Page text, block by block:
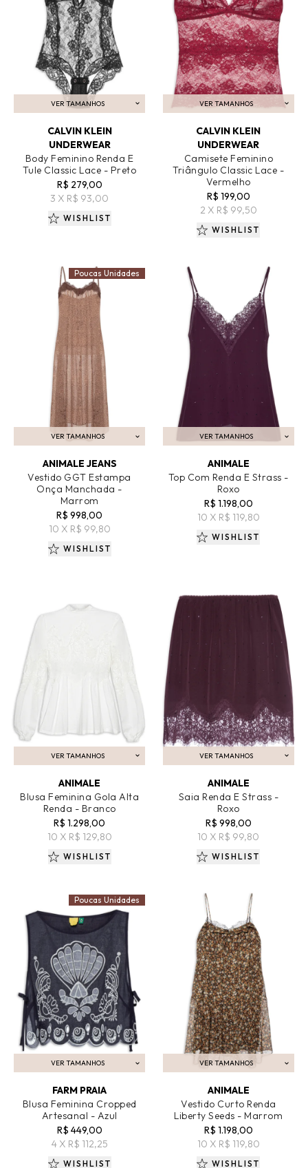
VER TAMANHOS
ADICIONAR AO CARRINHO
CALVIN KLEIN
UNDERWEAR
Body Feminino Renda E
Tule Classic Lace - Preto
R$ 279,00
3 X R$ 93,00
WISHLIST
VER TAMANHOS
ADICIONAR AO CARRINHO
CALVIN KLEIN
UNDERWEAR
Camisete Feminino
Triângulo Classic Lace -
Vermelho
R$ 199,00
2 X R$ 99,50
WISHLIST
VER TAMANHOS
ADICIONAR AO CARRINHO
ANIMALE JEANS
Vestido GGT Estampa
Onça Manchada -
Marrom
R$ 998,00
10 X R$ 99,80
Poucas Unidades
WISHLIST
VER TAMANHOS
ADICIONAR AO CARRINHO
ANIMALE
Top Com Renda E Strass -
Roxo
R$ 1.198,00
10 X R$ 119,80
WISHLIST
VER TAMANHOS
ADICIONAR AO CARRINHO
ANIMALE
Blusa Feminina Gola Alta
Renda - Branco
R$ 1.298,00
10 X R$ 129,80
WISHLIST
VER TAMANHOS
ADICIONAR AO CARRINHO
ANIMALE
Saia Renda E Strass -
Roxo
R$ 998,00
10 X R$ 99,80
WISHLIST
VER TAMANHOS
ADICIONAR AO CARRINHO
FARM PRAIA
Blusa Feminina Cropped
Artesanal - Azul
R$ 449,00
4 X R$ 112,25
Poucas Unidades
WISHLIST
VER TAMANHOS
ADICIONAR AO CARRINHO
ANIMALE
Vestido Curto Renda
Liberty Seeds - Marrom
R$ 1.198,00
10 X R$ 119,80
WISHLIST